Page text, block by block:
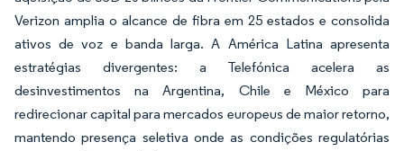
Verizon amplia o alcance de fibra em 25 estados e consolida
ativos de voz e banda larga. A América Latina apresenta
estratégias divergentes: a Telefónica acelera as
desinvestimentos na Argentina, Chile e México para
redirecionar capital para mercados europeus de maior retorno,
mantendo presença seletiva onde as condições regulatórias